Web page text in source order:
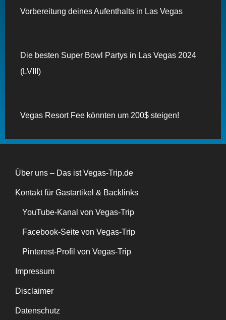
Vorbereitung deines Aufenthalts in Las Vegas
Die besten Super Bowl Partys in Las Vegas 2024
(LVIII)
Vegas Resort Fee könnten um 200$ steigen!
Über uns – Das ist Vegas-Trip.de
Kontakt für Gastartikel & Backlinks
YouTube-Kanal von Vegas-Trip
Facebook-Seite von Vegas-Trip
Pinterest-Profil von Vegas-Trip
Impressum
Disclaimer
Datenschutz